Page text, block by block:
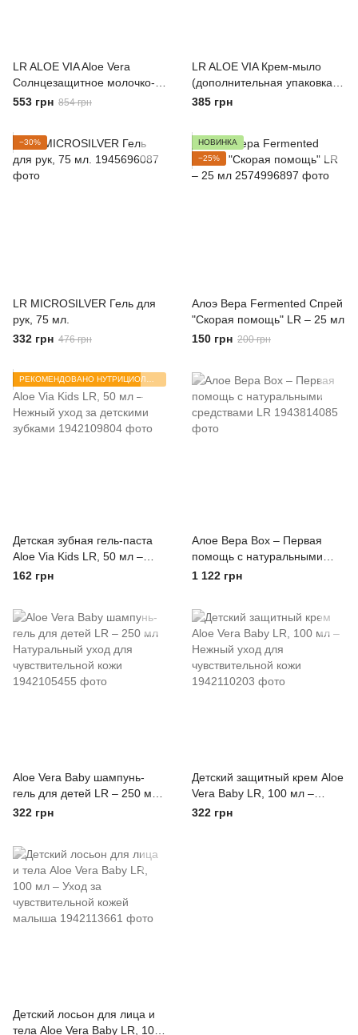
LR ALOE VIA Aloe Vera
Солнцезащитное молочко-
спрей для детей SPF50
553 грн 854 грн
LR ALOE VIA Крем-мыло
(дополнительная упаковка),
500 мл.
385 грн
−30%
LR MICROSILVER Гель для
рук, 75 мл.
332 грн 476 грн
НОВИНКА
−25%
Алоэ Вера Fermented Спрей
"Скорая помощь" LR – 25 мл
150 грн 200 грн
Детская зубная гель-паста
Aloe Via Kids LR, 50 мл –
Нежный уход за детскими
162 грн
Алое Вера Box – Первая
помощь с натуральными
средствами LR
1 122 грн
Aloe Vera Baby шампунь-
гель для детей LR – 250 мл
Натуральный уход для
322 грн
Детский защитный крем Aloe
Vera Baby LR, 100 мл –
Нежный уход для
322 грн
Детский лосьон для лица и
тела Aloe Vera Baby LR, 100